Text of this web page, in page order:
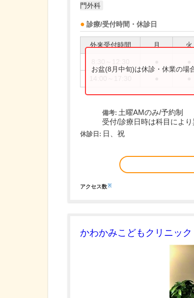
門外科
診療/受付時間・休診日
外来受付時間 月 火
お盆(8月中旬)は休診・休業の場
備考: 土曜AMのみ/予約制
受付/診療日時は科目により
休診日: 日、祝
アクセス数※
かわかみこどもクリニック